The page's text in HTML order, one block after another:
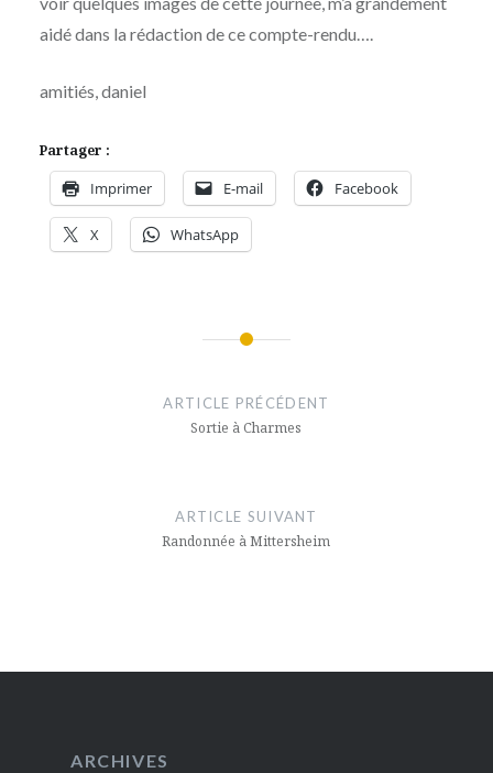
aidé dans la rédaction de ce compte-rendu….
amitiés, daniel
Partager :
Imprimer E-mail Facebook
X WhatsApp
ARTICLE PRÉCÉDENT
Sortie à Charmes
ARTICLE SUIVANT
Randonnée à Mittersheim
ARCHIVES